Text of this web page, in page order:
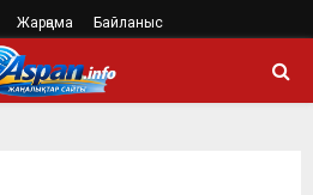
Жарңама Байланыс